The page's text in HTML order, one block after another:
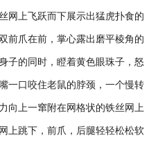
网上飞跃而下展示出猛虎扑食的
前爪在前，掌心露出磨平棱角的
子的同时，瞪着黄色眼珠子，怒
一口咬住老鼠的脖颈，一个慢转
向上一窜附在网格状的铁丝网上
上跳下，前爪，后腿轻轻松松软